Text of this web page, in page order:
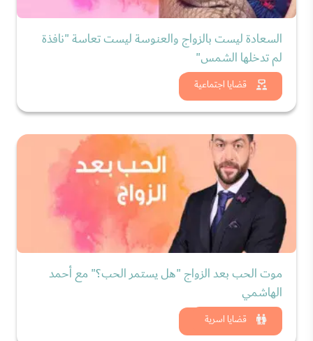
قضايا اجتماعية
السعادة ليست بالزواج والعنوسة ليست تعاسة "نافذة
لم تدخلها الشمس"
شاهد الان
قضايا اسرية
موت الحب بعد الزواج "هل يستمر الحب؟" مع أحمد
الهاشمي
شاهد الان